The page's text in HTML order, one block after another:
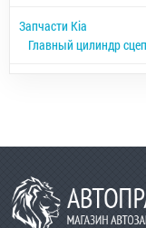
Запчасти Kia
Главный цилиндр